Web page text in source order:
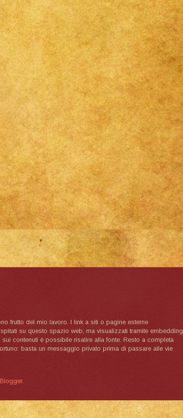
frutto del mio lavoro. I link a siti o pagine esterne
su questo spazio web, ma visualizzati tramite embedding
contenuti è possibile risalire alla fonte. Resto a completa
basta un messaggio privato prima di passare alle vie
Blogger.